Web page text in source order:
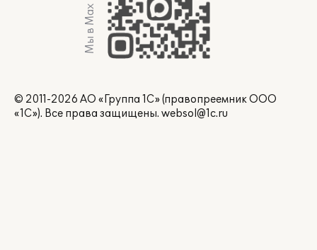
Мы в Max
© 2011-2026 АО «Группа 1С» (правопреемник ООО
«1С»). Все права защищены. websol@1c.ru